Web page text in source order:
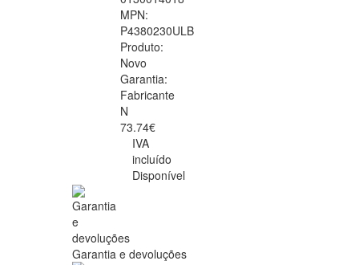
MPN:
P4380230ULB
Produto:
Novo
Garantia:
Fabricante
N
73.74€
IVA
incluído
Disponível
Garantia e devoluções